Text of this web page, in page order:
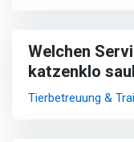
Welchen
katzenklo
Tierbetreuung &